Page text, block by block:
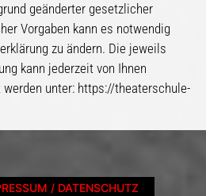
geänderter gesetzlicher
Vorgaben kann es notwendig
zu ändern. Die jeweils
kann jederzeit von Ihnen
unter: https://theaterschule-
/ DATENSCHUTZ